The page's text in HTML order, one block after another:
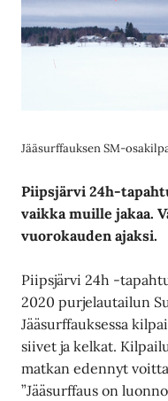
Jääsurffauksen SM-
Piipsjärvi 24h-
vaikka muille jakaa.
vuorokauden ajaksi.
Piipsjärvi 24h -
2020 purjelautailun
Jääsurffauksessa
siivet ja kelkat.
matkan edennyt
”Jääsurffaus on